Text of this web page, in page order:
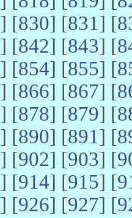
] [830] [831] [
] [842] [843] [
] [854] [855] [
] [866] [867] [
] [878] [879] [
] [890] [891] [
] [902] [903] [
] [914] [915] [
] [926] [927] [